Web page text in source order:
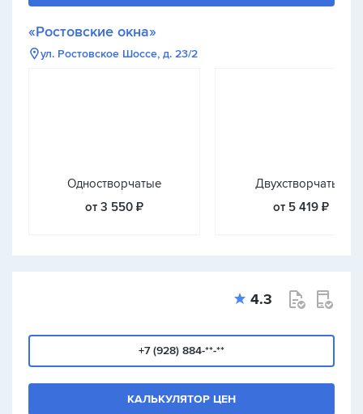
«Ростовские окна»
ул. Ростовское Шоссе, д. 23/2
Одностворчатые
от 3 550 ₽
Двухстворчатые
от 5 419 ₽
4.3
+7 (928) 884-**-**
КАЛЬКУЛЯТОР ЦЕН